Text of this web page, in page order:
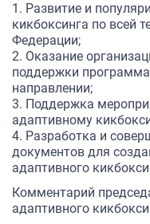
1. Развитие и
кикбоксинга по всей
Федерации;
2. Оказание
поддержки
направлении;
3. Поддержка
адаптивному
4. Разработка и
документов для
адаптивного
Комментарий
адаптивного